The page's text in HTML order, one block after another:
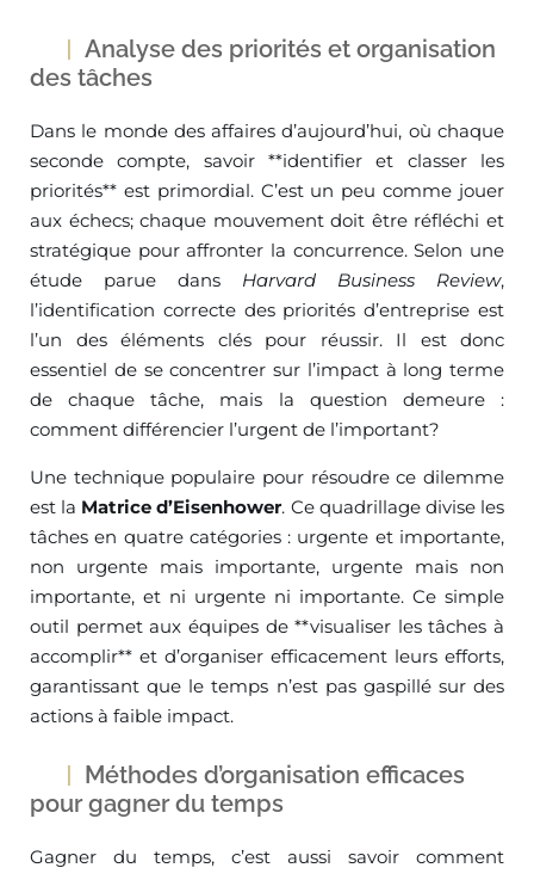
Analyse des priorités et organisation
des tâches
Dans le monde des affaires d’aujourd’hui, où chaque
seconde compte, savoir **identifier et classer les
priorités** est primordial. C’est un peu comme jouer
aux échecs; chaque mouvement doit être réfléchi et
stratégique pour affronter la concurrence. Selon une
étude parue dans Harvard Business Review,
l’identification correcte des priorités d’entreprise est
l’un des éléments clés pour réussir. Il est donc
essentiel de se concentrer sur l’impact à long terme
de chaque tâche, mais la question demeure :
comment différencier l’urgent de l’important?
Une technique populaire pour résoudre ce dilemme
est la Matrice d’Eisenhower. Ce quadrillage divise les
tâches en quatre catégories : urgente et importante,
non urgente mais importante, urgente mais non
importante, et ni urgente ni importante. Ce simple
outil permet aux équipes de **visualiser les tâches à
accomplir** et d’organiser efficacement leurs efforts,
garantissant que le temps n’est pas gaspillé sur des
actions à faible impact.
Méthodes d’organisation efficaces
pour gagner du temps
Gagner du temps, c’est aussi savoir comment